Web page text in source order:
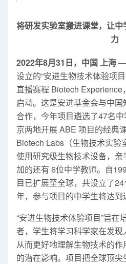
将研发实验室搬进课堂，让
力
2022年8月31日，中国 上海
设立的“安进生物技术体验项
直播赛程 Biotech
启动。这是安进基金会与中
合作，今年项目遴选了47名
京两地开展 ABE 项目的经典
Biotech Labs（生物技术实验
使用研究级生物技术设备，
加的还有 6位中学教师。自
目已扩展至全球，共设立了
年，参与项目的中学生将达到
“安进生物技术体验项目”旨在
者，学生将学习科学家在发现
从而更好地理解生物技术的
的潜在影响。项目把全球顶